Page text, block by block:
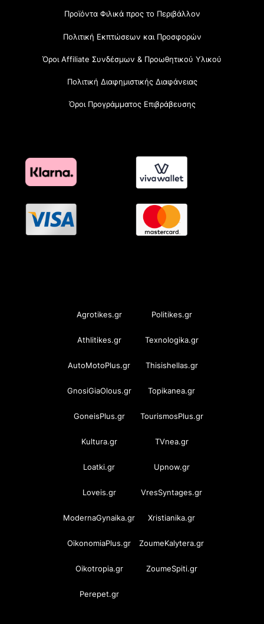
Προϊόντα Φιλικά προς το Περιβάλλον
Πολιτική Εκπτώσεων και Προσφορών
Όροι Affiliate Συνδέσμων & Προωθητικού Υλικού
Πολιτική Διαφημιστικής Διαφάνειας
Όροι Προγράμματος Επιβράβευσης
Agrotikes.gr Politikes.gr
Athlitikes.gr Texnologika.gr
AutoMotoPlus.gr Thisishellas.gr
GnosiGiaOlous.gr Topikanea.gr
GoneisPlus.gr TourismosPlus.gr
Kultura.gr TVnea.gr
Loatki.gr Upnow.gr
Loveis.gr VresSyntages.gr
ModernaGynaika.gr Xristianika.gr
OikonomiaPlus.gr ZoumeKalytera.gr
Oikotropia.gr ZoumeSpiti.gr
Perepet.gr